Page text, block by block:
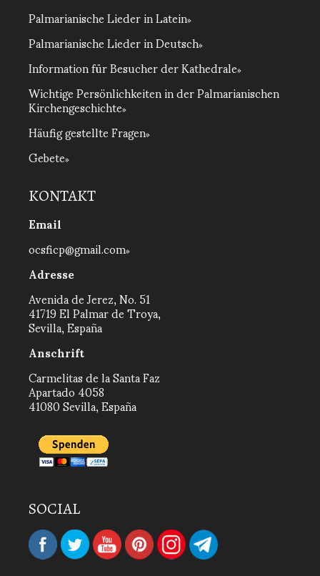
Palmarianische Lieder in Latein
Palmarianische Lieder in Deutsch
Information für Besucher der Kathedrale
Wichtige Persönlichkeiten in der Palmarianischen
Kirchengeschichte
Häufig gestellte Fragen
Gebete
KONTAKT
Email
ocsficp@gmail.com
Adresse
Avenida de Jerez, No. 51
41719 El Palmar de Troya,
Sevilla, España
Anschrift
Carmelitas de la Santa Faz
Apartado 4058
41080 Sevilla, España
SOCIAL